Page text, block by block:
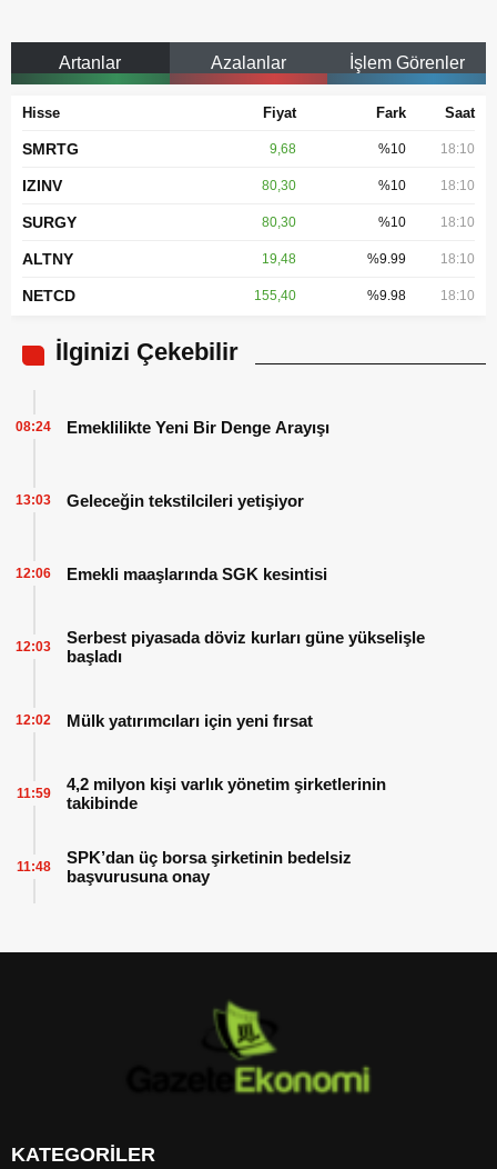
Artanlar Azalanlar İşlem Görenler
Hisse Fiyat Fark Saat
SMRTG 9,68 %10 18:10
IZINV 80,30 %10 18:10
SURGY 80,30 %10 18:10
ALTNY 19,48 %9.99 18:10
NETCD 155,40 %9.98 18:10
İlginizi Çekebilir
Emeklilikte Yeni Bir Denge Arayışı
08:24
Geleceğin tekstilcileri yetişiyor
13:03
Emekli maaşlarında SGK kesintisi
12:06
Serbest piyasada döviz kurları güne yükselişle
başladı
12:03
Mülk yatırımcıları için yeni fırsat
12:02
4,2 milyon kişi varlık yönetim şirketlerinin
takibinde
11:59
SPK’dan üç borsa şirketinin bedelsiz
başvurusuna onay
11:48
KATEGORİLER